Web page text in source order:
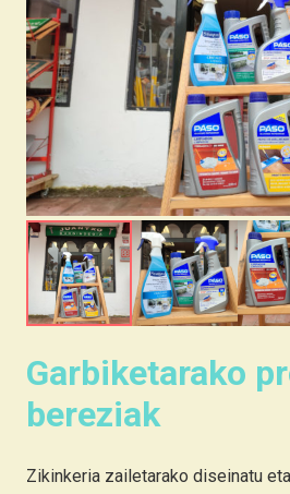
Garbiketarako
bereziak
Zikinkeria zailetarako diseinatu